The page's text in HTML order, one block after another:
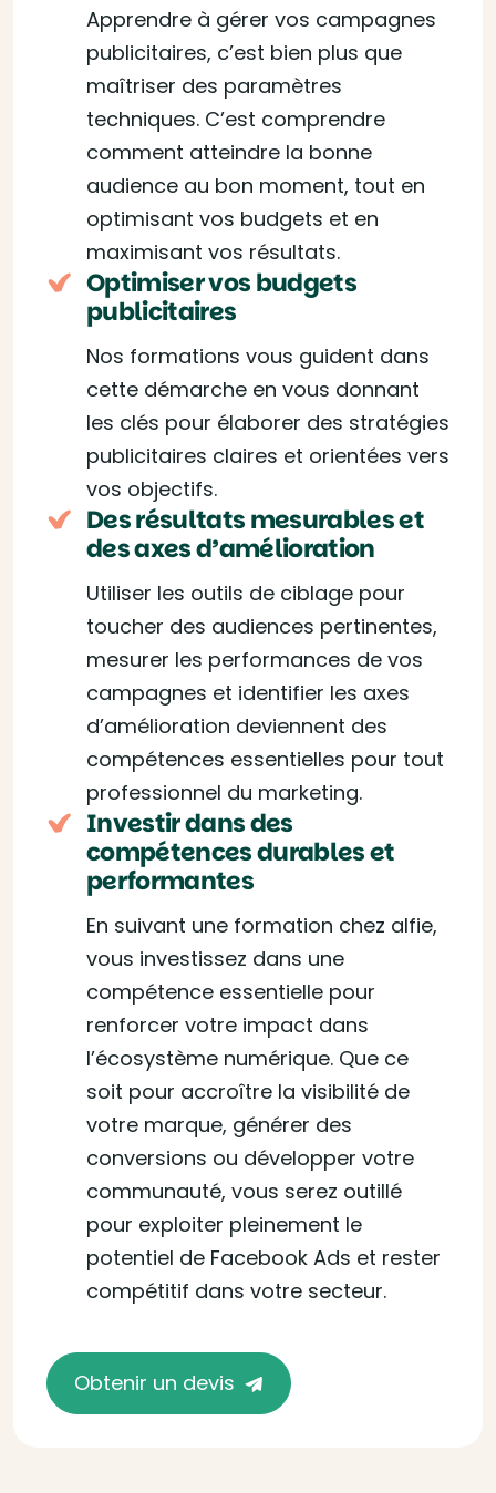
Apprendre à gérer vos campagnes
publicitaires, c’est bien plus que
maîtriser des paramètres
techniques. C’est comprendre
comment atteindre la bonne
audience au bon moment, tout en
optimisant vos budgets et en
maximisant vos résultats.
Optimiser vos budgets
publicitaires
Nos formations vous guident dans
cette démarche en vous donnant
les clés pour élaborer des stratégies
publicitaires claires et orientées vers
vos objectifs.
Des résultats mesurables et
des axes d’amélioration
Utiliser les outils de ciblage pour
toucher des audiences pertinentes,
mesurer les performances de vos
campagnes et identifier les axes
d’amélioration deviennent des
compétences essentielles pour tout
professionnel du marketing.
Investir dans des
compétences durables et
performantes
En suivant une formation chez alfie,
vous investissez dans une
compétence essentielle pour
renforcer votre impact dans
l’écosystème numérique. Que ce
soit pour accroître la visibilité de
votre marque, générer des
conversions ou développer votre
communauté, vous serez outillé
pour exploiter pleinement le
potentiel de Facebook Ads et rester
compétitif dans votre secteur.
Obtenir un devis